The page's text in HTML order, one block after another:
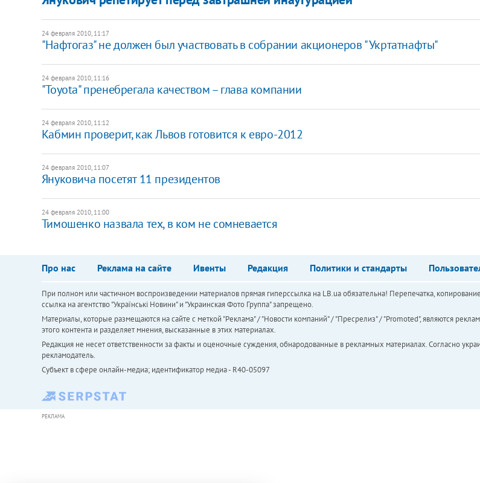
24 февраля 2010, 11:17
"Нафтогаз" не должен был участвовать в собрании акционеров "Укртатнафты"
24 февраля 2010, 11:16
"Toyota" пренебрегала качеством – глава компании
24 февраля 2010, 11:12
Кабмин проверит, как Львов готовится к евро-2012
24 февраля 2010, 11:07
Януковича посетят 11 президентов
24 февраля 2010, 11:00
Тимошенко назвала тех, в ком не сомневается
Про нас Реклама на сайте Ивенты Редакция Политики и стандарты
При полном или частичном воспроизведении материалов прямая гиперссылка на LB.ua обязательна! Перепечатка,
ссылка на агентство "Українськi Новини" и "Украинская Фото Группа" запрещено.
Материалы, которые размещаются на сайте с меткой "Реклама" / "Новости компаний" / "Пресрелиз" / "Promoted", являются
этого контента и разделяет мнения, высказанные в этих материалах.
Редакция не несет ответственности за факты и оценочные суждения, обнародованные в рекламных материалах. Согласно
рекламодатель.
Субъект в сфере онлайн-медиа; идентификатор медиа - R40-05097
РЕКЛАМА